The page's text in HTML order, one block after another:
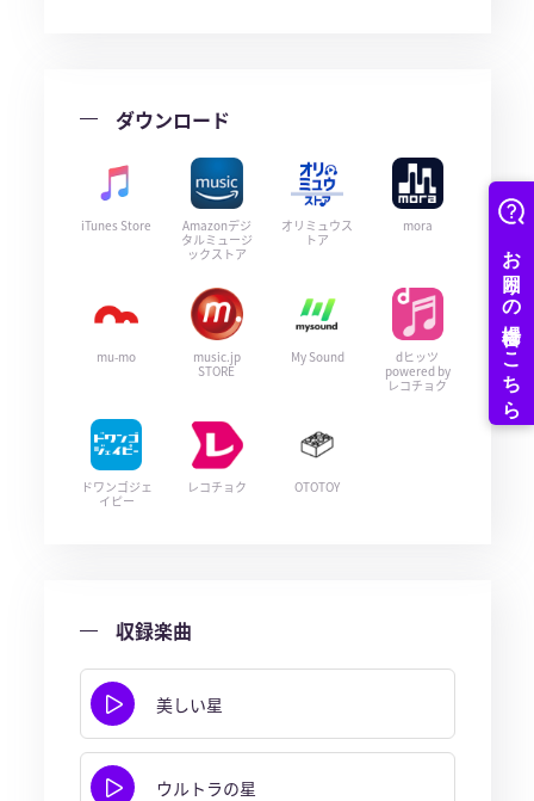
ダウンロード
iTunes Store
Amazonデジ
タルミュージ
ックストア
オリミュウス
トア
mora
mu-mo
music.jp
STORE
My Sound
dヒッツ
powered by
レコチョク
ドワンゴジェ
イピー
レコチョク OTOTOY
収録楽曲
美しい星
ウルトラの星